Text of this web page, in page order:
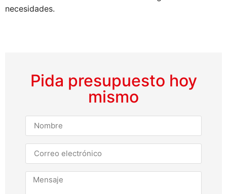
necesidades.
Pida presupuesto hoy
mismo